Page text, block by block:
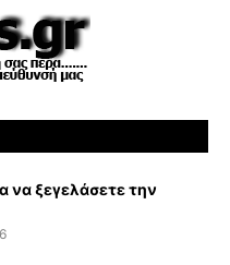
να ξεγελάσετε την